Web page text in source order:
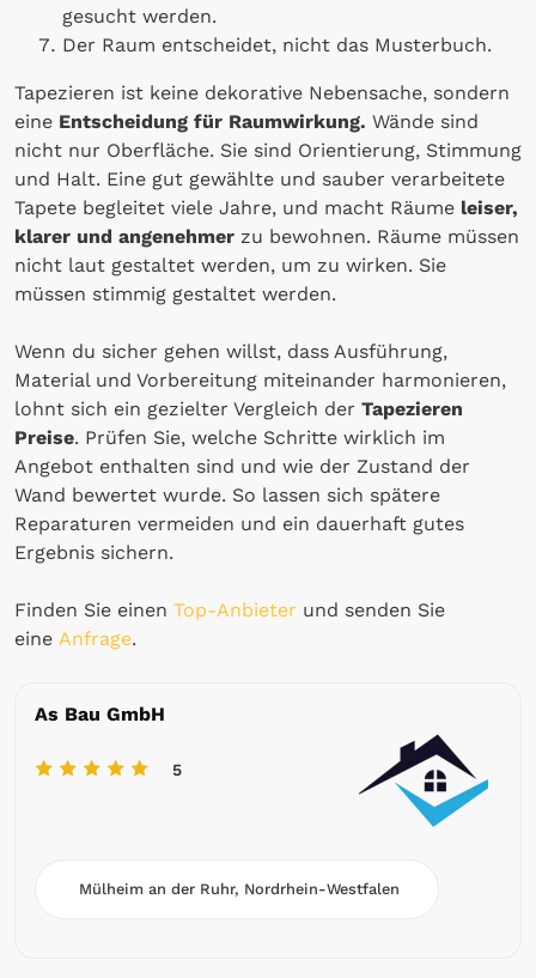
gesucht werden.
Der Raum entscheidet, nicht das Musterbuch.
Tapezieren ist keine dekorative Nebensache, sondern
eine Entscheidung für Raumwirkung. Wände sind
nicht nur Oberfläche. Sie sind Orientierung, Stimmung
und Halt. Eine gut gewählte und sauber verarbeitete
Tapete begleitet viele Jahre, und macht Räume leiser,
klarer und angenehmer zu bewohnen. Räume müssen
nicht laut gestaltet werden, um zu wirken. Sie
müssen stimmig gestaltet werden.
Wenn du sicher gehen willst, dass Ausführung,
Material und Vorbereitung miteinander harmonieren,
lohnt sich ein gezielter Vergleich der Tapezieren
Preise. Prüfen Sie, welche Schritte wirklich im
Angebot enthalten sind und wie der Zustand der
Wand bewertet wurde. So lassen sich spätere
Reparaturen vermeiden und ein dauerhaft gutes
Ergebnis sichern.
Finden Sie einen Top-Anbieter und senden Sie
eine Anfrage.
As Bau GmbH
5
Mülheim an der Ruhr, Nordrhein-Westfalen